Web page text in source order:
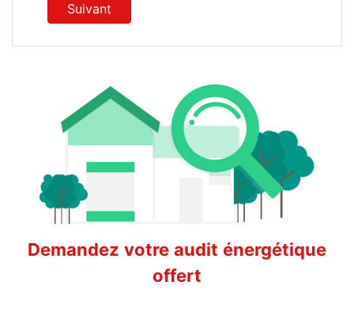
Suivant
Demandez votre audit énergétique
offert